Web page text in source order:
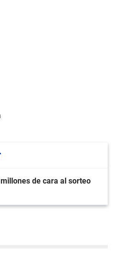
de cara al sorteo